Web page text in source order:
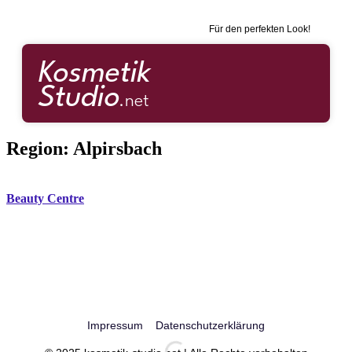
Für den perfekten Look!
Region: Alpirsbach
Beauty Centre
Impressum Datenschutzerklärung